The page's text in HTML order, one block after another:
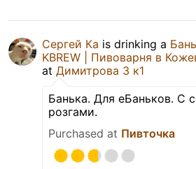
Сергей Ка is drinking a
KBREW | Пивоварня в
at Димитрова 3 к1
Банька. Для еБаньков. С
розгами.
Purchased at Пивточка